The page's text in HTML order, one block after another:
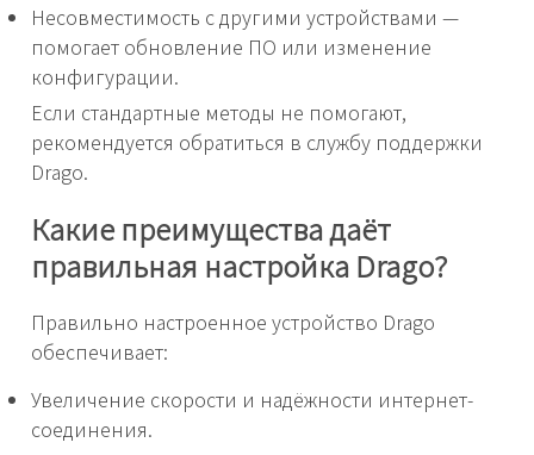
Несовместимость с другими устройствами —
помогает обновление ПО или изменение
конфигурации.
Если стандартные методы не помогают,
рекомендуется обратиться в службу поддержки
Drago.
Какие преимущества даёт
правильная настройка Drago?
Правильно настроенное устройство Drago
обеспечивает:
Увеличение скорости и надёжности интернет-
соединения.